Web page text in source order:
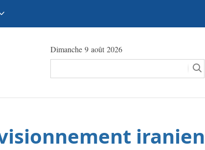
Dimanche 9 août 2026
iranien